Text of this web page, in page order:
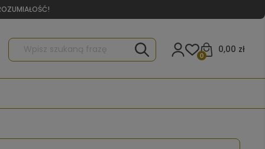
0,00 zł
0